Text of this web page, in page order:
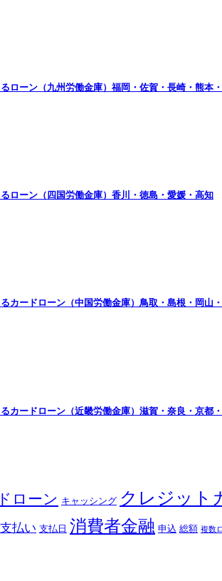
ローン（九州労働金庫）福岡・佐賀・長崎・熊本
ローン（四国労働金庫）香川・徳島・愛媛・高知
カードローン（中国労働金庫）鳥取・島根・岡山
カードローン（近畿労働金庫）滋賀・奈良・京都
ローン キャッシング クレジット
支払い 支払日 消費者金融 申込 総額 複数